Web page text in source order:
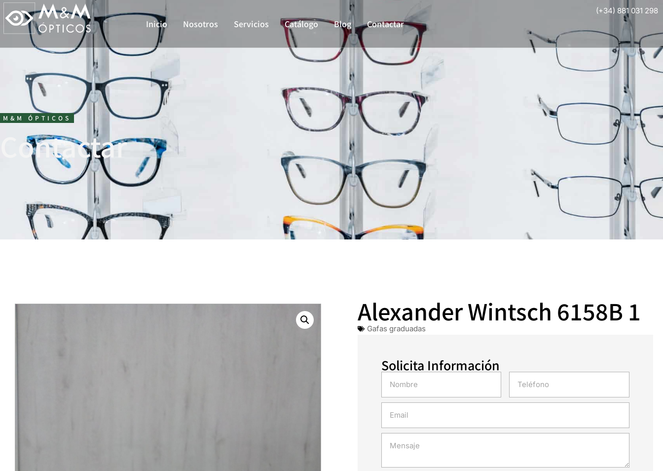
Inicio Nosotros Servicios Catálogo Blog Contactar
(+34) 881 031 298
M&M ÓPTICOS
Contactar
Alexander Wintsch 6158B 1
Gafas graduadas
Solicita Información